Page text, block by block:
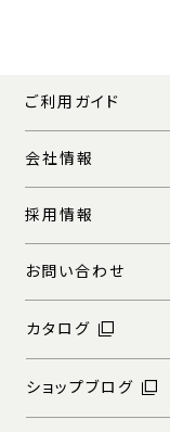
ご利用ガイド
会社情報
採用情報
お問い合わせ
カタログ
ショップブログ